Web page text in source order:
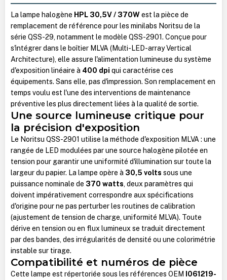
La lampe halogène HPL 30,5V / 370West la pièce de
remplacement de référence pour les minilabs Noritsu de la
série QSS-29, notamment le modèle QSS-2901. Conçue pour
s'intégrer dans le boîtier MLVA (Multi-LED-array Vertical
Architecture), elle assure l'alimentation lumineuse du système
d'exposition linéaire à 400 dpi qui caractérise ces
équipements. Sans elle, pas d'impression. Son remplacement en
temps voulu est l'une des interventions de maintenance
préventive les plus directement liées à la qualité de sortie.
Une source lumineuse critique pour
la précision d'exposition
Le Noritsu QSS-2901 utilise la méthode d'exposition MLVA : une
rangée de LED modulées par une source halogène pilotée en
tension pour garantir une uniformité d'illumination sur toute la
largeur du papier. La lampe opère à 30,5 volts sous une
puissance nominale de 370 watts, deux paramètres qui
doivent impérativement correspondre aux spécifications
d'origine pour ne pas perturber les routines de calibration
(ajustement de tension de charge, uniformité MLVA). Toute
dérive en tension ou en flux lumineux se traduit directement
par des bandes, des irrégularités de densité ou une colorimétrie
instable sur tirage.
Compatibilité et numéros de pièce
Cette lampe est répertoriée sous les références OEM
I061219-